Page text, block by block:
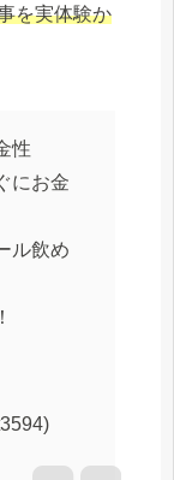
を実体験か
性
にお金
ル飲め